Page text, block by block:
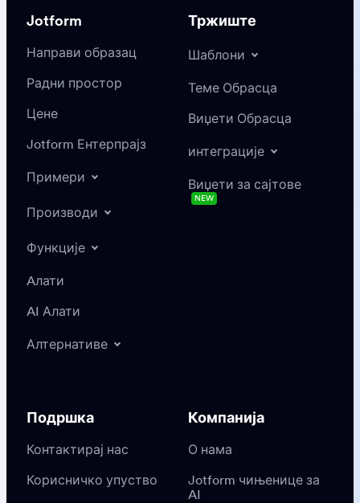
Jotform
Направи образац
Радни простор
Цене
Jotform Ентерпрајз
Примери
Производи
Функције
Aлати
AI Алати
Алтернативе
Тржиште
Шаблони
Теме Обрасца
Виџети Обрасца
интеграције
Виџети за сајтове
NEW
Подршка
Контактирај нас
Корисничко упуство
Компанија
О нама
Jotform чињенице за
AI